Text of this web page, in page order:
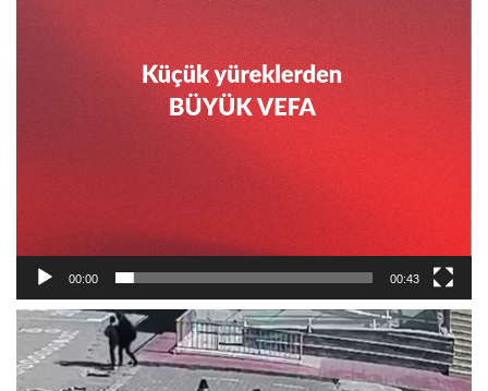
00:00 00:43